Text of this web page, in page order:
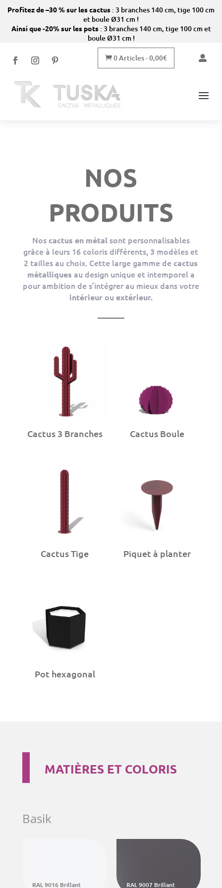
Profitez de –30 % sur les cactus: 3 branches 140 cm, tige 100 cm
et boule Ø31 cm !
Ainsi que -20% sur les pots: 3 branches 140 cm, tige 100 cm et
boule Ø31 cm !
 0 Articles - 0,00€ 
NOS
PRODUITS
Noscactus en métalsont personnalisables
grâce à leurs 16 coloris différents, 3 modèles et
2 tailles au choix. Cette large gamme decactus
métalliques au design unique et intemporel a
pour ambition de s’intégrer au mieux dans votre
intérieurou extérieur.
Cactus 3 Branches Cactus Boule
Cactus Tige Piquet à planter
Pot hexagonal
MATIÈRES ET COLORIS
Basik
RAL 9016 Brillant RAL 9007 Brillant